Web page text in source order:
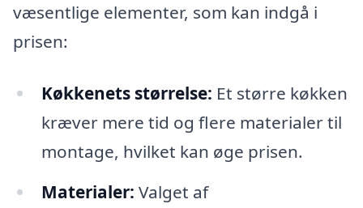
væsentlige elementer, som kan indgå i
prisen:
Køkkenets størrelse: Et større køkken
kræver mere tid og flere materialer til
montage, hvilket kan øge prisen.
Materialer: Valget af